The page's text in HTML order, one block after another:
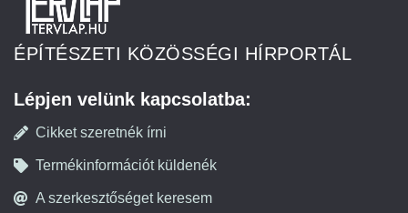
ÉPÍTÉSZETI KÖZÖSSÉGI HÍRPORTÁL
Lépjen velünk kapcsolatba:
Cikket szeretnék írni
Termékinformációt küldenék
A szerkesztőséget keresem